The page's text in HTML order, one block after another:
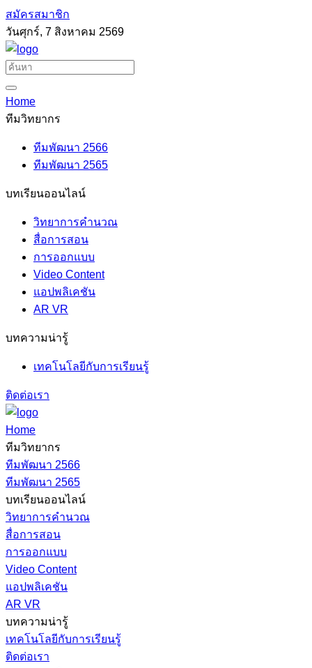
สมัครสมาชิก
วันศุกร์, 7 สิงหาคม 2569
Home
ทีมวิทยากร
ทีมพัฒนา 2566
ทีมพัฒนา 2565
บทเรียนออนไลน์
วิทยาการคำนวณ
สื่อการสอน
การออกแบบ
Video Content
แอปพลิเคชัน
AR VR
บทความน่ารู้
เทคโนโลยีกับการเรียนรู้
ติดต่อเรา
Home
ทีมวิทยากร
ทีมพัฒนา 2566
ทีมพัฒนา 2565
บทเรียนออนไลน์
วิทยาการคำนวณ
สื่อการสอน
การออกแบบ
Video Content
แอปพลิเคชัน
AR VR
บทความน่ารู้
เทคโนโลยีกับการเรียนรู้
ติดต่อเรา